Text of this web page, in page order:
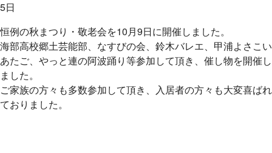
5日
恒例の秋まつり・敬老会を10月9日に開催しました。
海部高校郷土芸能部、なすびの会、鈴木バレエ、甲浦よさこい
あたご、やっと連の阿波踊り等参加して頂き、催し物を開催し
ました。
ご家族の方々も多数参加して頂き、入居者の方々も大変喜ばれ
ておりました。